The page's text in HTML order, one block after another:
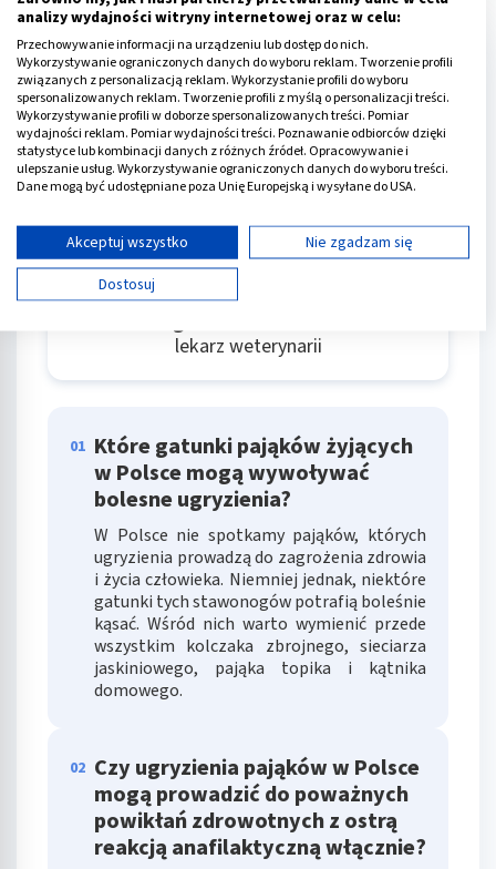
Pytania doeksperta
lekarz weterynarii
01 Które gatunki pająków żyjących
w Polsce mogą wywoływać
bolesne ugryzienia?
W Polsce nie spotkamy pająków, których
ugryzienia prowadzą do zagrożenia zdrowia
i życia człowieka. Niemniej jednak, niektóre
gatunki tych stawonogów potrafią boleśnie
kąsać. Wśród nich warto wymienić przede
wszystkim kolczaka zbrojnego, sieciarza
jaskiniowego, pająka topika i kątnika
domowego.
02 Czy ugryzienia pająków w Polsce
mogą prowadzić do poważnych
powikłań zdrowotnych z ostrą
reakcją anafilaktyczną włącznie?
analizy wydajności witryny internetowej oraz w celu:
Przechowywanie informacji na urządzeniu lub dostęp do nich.
Wykorzystywanie ograniczonych danych do wyboru reklam. Tworzenie profili
związanych z personalizacją reklam. Wykorzystanie profili do wyboru
spersonalizowanych reklam. Tworzenie profili z myślą o personalizacji treści.
Wykorzystywanie profili w doborze spersonalizowanych treści. Pomiar
wydajności reklam. Pomiar wydajności treści. Poznawanie odbiorców dzięki
statystyce lub kombinacji danych z różnych źródeł. Opracowywanie i
ulepszanie usług. Wykorzystywanie ograniczonych danych do wyboru treści.
Dane mogą być udostępniane poza Unię Europejską i wysyłane do USA.
Wyświetl listę partnerów (11 dostawców IAB)
Używamy Twoich danych w następujących celach:
Cele przetwarzania IAB:
Przechowywanie informacji na urządzeniu lub
Tworzenie profili w celu spersonalizowanych
Wykorzystanie profili do wyboru
spersonalizowanych reklam
Tworzenie profili w celu personalizacji treści
Wykorzystywanie profili w celu doboru
spersonalizowanych treści
Pomiar efektywności reklam
Rozumienie odbiorców dzięki statystyce lub
kombinacji danych z różnych źródeł
Rozwój i ulepszanie usług
Akceptuj wszystko
Nie zgadzam się
Dostosuj